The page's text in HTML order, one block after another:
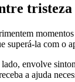
superá-la com o
envolve
a ajuda